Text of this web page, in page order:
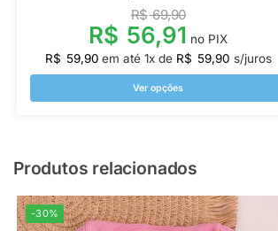
R$69,90
R$ 56,91 no PIX
R$ 59,90 em até 1x de R$ 59,90 s/juros
Ver opções
Produtos relacionados
-30%